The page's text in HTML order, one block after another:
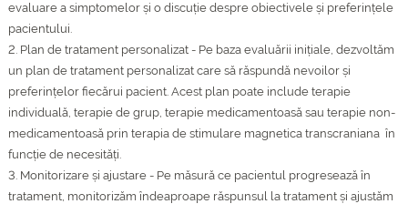
evaluare a simptomelor și o discuție despre obiectivele și preferințele
pacientului.
2. Plan de tratament personalizat - Pe baza evaluării inițiale, dezvoltăm
un plan de tratament personalizat care să răspundă nevoilor și
preferințelor fiecărui pacient. Acest plan poate include terapie
individuală, terapie de grup, terapie medicamentoasă sau terapie non-
medicamentoasă prin terapia de stimulare magnetica transcraniana în
funcție de necesități.
3. Monitorizare și ajustare - Pe măsură ce pacientul progresează în
tratament, monitorizăm îndeaproape răspunsul la tratament și ajustăm